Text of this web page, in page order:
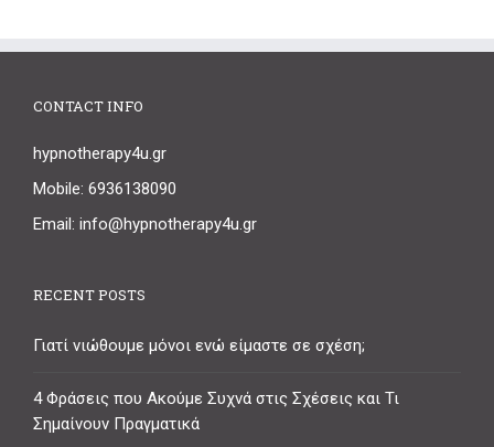
CONTACT INFO
hypnotherapy4u.gr
Mobile: 6936138090
Email: info@hypnotherapy4u.gr
RECENT POSTS
Γιατί νιώθουμε μόνοι ενώ είμαστε σε σχέση;
4 Φράσεις που Ακούμε Συχνά στις Σχέσεις και Τι
Σημαίνουν Πραγματικά